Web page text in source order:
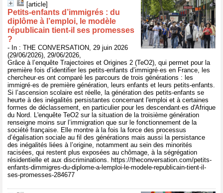
[article]
Petits‑enfants d’immigrés : du
diplôme à l’emploi, le modèle
républicain tient‑il ses promesses
?
- In : THE CONVERSATION, 29 juin 2026
(29/06/2026), 29/06/2026,
Grâce à l’enquête Trajectoires et Origines 2 (TeO2), qui permet pour la
première fois d’identifier les petits-enfants d’immigré·es en France, les
chercheur·es ont comparé les parcours de trois générations : les
immigré·es de première génération, leurs enfants et leurs petits-enfants.
Si l’ascension scolaire est réelle, la génération des petits-enfants se
heurte à des inégalités persistantes concernant l'emploi et à certaines
formes de déclassement, en particulier pour les descendant·es d'Afrique
du Nord. L'enquête TeO2 sur la situation de la troisième génération
renseigne moins sur l’immigration que sur le fonctionnement de la
société française. Elle montre à la fois la force des processus
d’égalisation sociale au fil des générations mais aussi la persistance
des inégalités liées à l’origine, notamment au sein des minorités
racisées, qui restent plus exposées au chômage, à la ségrégation
résidentielle et aux discriminations. https://theconversation.com/petits-
enfants-dimmigres-du-diplome-a-lemploi-le-modele-republicain-tient-il-
ses-promesses-284677